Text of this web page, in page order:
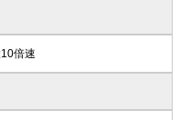
倍速